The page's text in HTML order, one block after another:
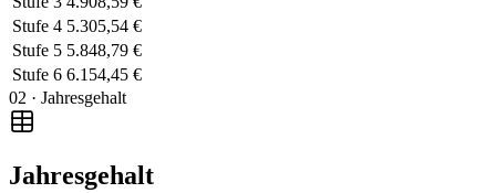
Stufe 4 5.305,54 €
Stufe 5 5.848,79 €
Stufe 6 6.154,45 €
02 · Jahresgehalt
Jahresgehalt